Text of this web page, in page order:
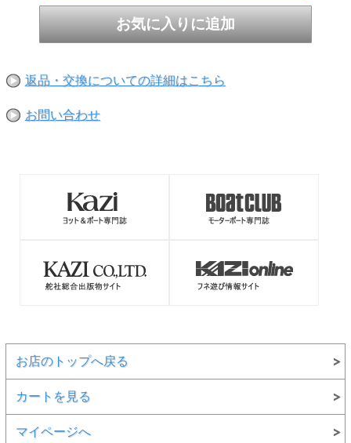
返品・交換についての詳細はこちら
お問い合わせ
お店のトップへ戻る
カートを見る
マイページへ